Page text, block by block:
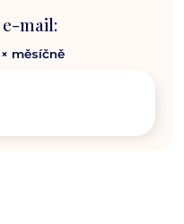
e-mail:
měsíčně